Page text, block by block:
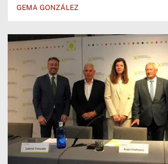
GEMA GONZÁLEZ